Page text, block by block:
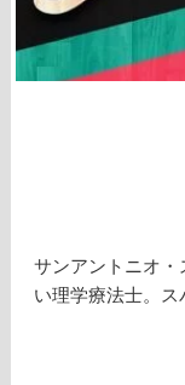
サンアントニオ
い理学療法士。ス